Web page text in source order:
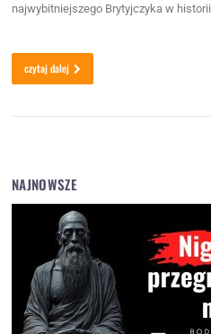
najwybitniejszego Brytyjczyka w
czytaj dalej
NAJNOWSZE